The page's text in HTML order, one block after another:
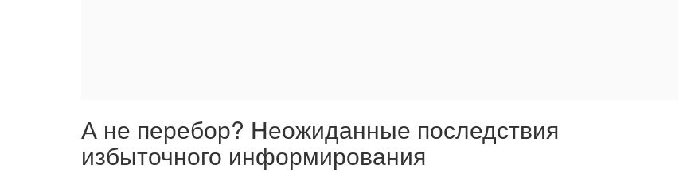
А не перебор? Неожиданные последствия
избыточного информирования